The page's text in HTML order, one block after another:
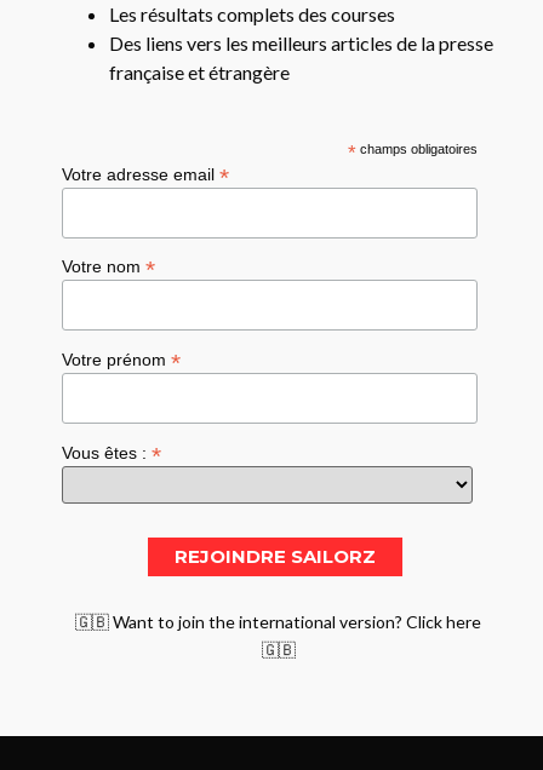
Les résultats complets des courses
Des liens vers les meilleurs articles de la presse
française et étrangère
*champs obligatoires
Votre adresse email*
Votre nom*
Votre prénom*
Vous êtes :*
🇬🇧 Want to join the international version? Click here
🇬🇧